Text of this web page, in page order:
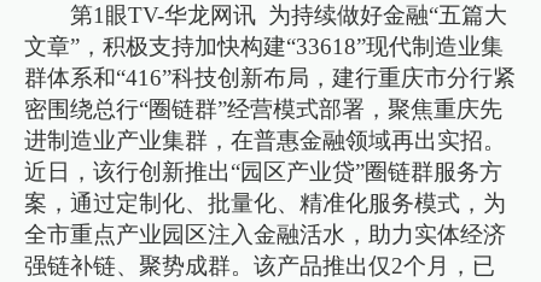
第1眼TV-华龙网讯 为持续做好金融“五篇大
文章”，积极支持加快构建“33618”现代制造业集
群体系和“416”科技创新布局，建行重庆市分行紧
密围绕总行“圈链群”经营模式部署，聚焦重庆先
进制造业产业集群，在普惠金融领域再出实招。
近日，该行创新推出“园区产业贷”圈链群服务方
案，通过定制化、批量化、精准化服务模式，为
全市重点产业园区注入金融活水，助力实体经济
强链补链、聚势成群。该产品推出仅2个月，已